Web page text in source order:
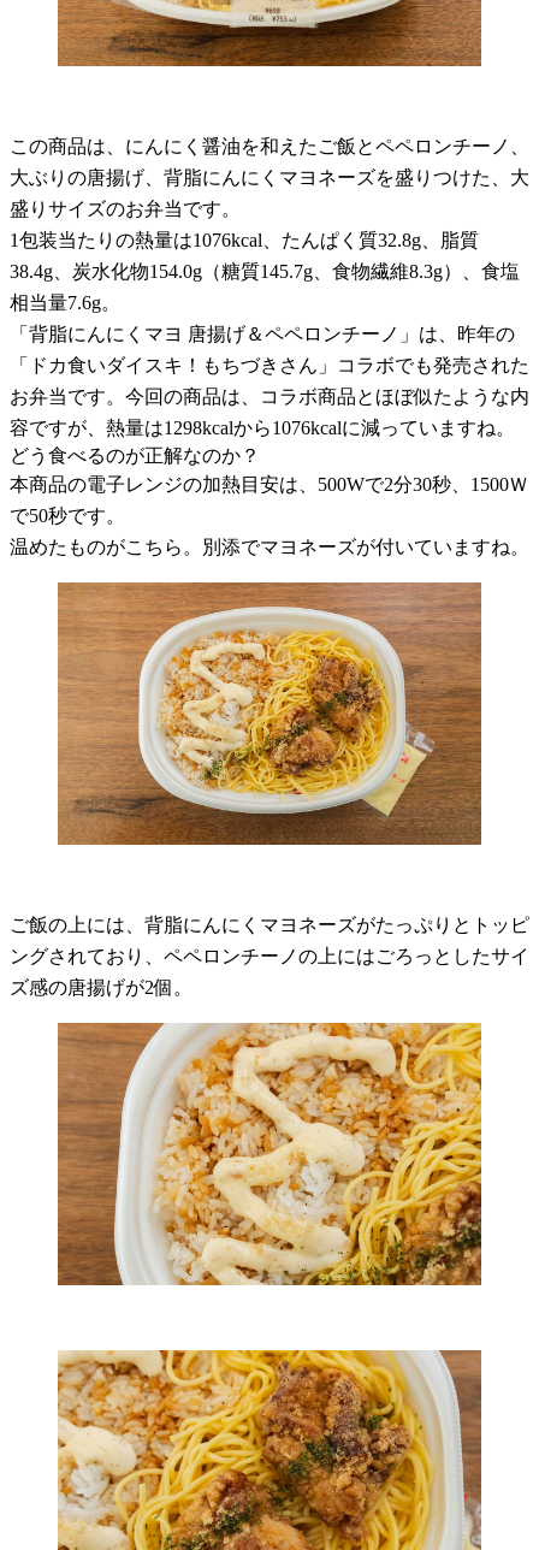
この商品は、にんにく醤油を和えたご飯とペペロンチーノ、
大ぶりの唐揚げ、背脂にんにくマヨネーズを盛りつけた、大
盛りサイズのお弁当です。
1包装当たりの熱量は1076kcal、たんぱく質32.8g、脂質
38.4g、炭水化物154.0g（糖質145.7g、食物繊維8.3g）、食塩
相当量7.6g。
「背脂にんにくマヨ 唐揚げ＆ペペロンチーノ」は、昨年の
「ドカ食いダイスキ！もちづきさん」コラボでも発売された
お弁当です。今回の商品は、コラボ商品とほぼ似たような内
容ですが、熱量は1298kcalから1076kcalに減っていますね。
どう食べるのが正解なのか？
本商品の電子レンジの加熱目安は、500Wで2分30秒、1500Ｗ
で50秒です。
温めたものがこちら。別添でマヨネーズが付いていますね。
ご飯の上には、背脂にんにくマヨネーズがたっぷりとトッピ
ングされており、ペペロンチーノの上にはごろっとしたサイ
ズ感の唐揚げが2個。